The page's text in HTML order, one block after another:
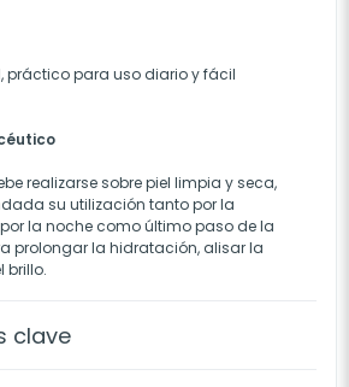
práctico para uso diario y fácil
realizarse sobre piel limpia y seca,
su utilización tanto por la
la noche como último paso de la
prolongar la hidratación, alisar la
brillo.
clave